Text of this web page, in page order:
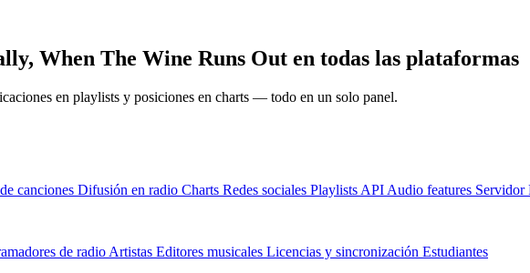
When The Wine Runs Out en todas las plataformas
en playlists y posiciones en charts — todo en un solo panel.
canciones Difusión en radio Charts Redes sociales Playlists API Audio features Servidor
de radio Artistas Editores musicales Licencias y sincronización Estudiantes